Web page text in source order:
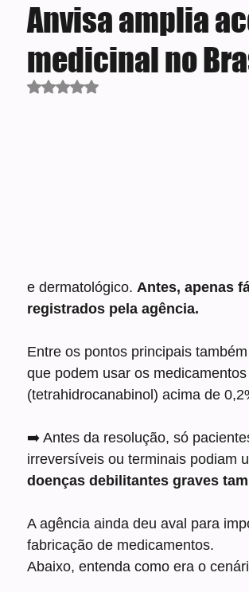
Anvisa amplia
medicinal no
Avaliado com NaN de 5 estrelas.
e dermatológico. Antes, apenas
registrados pela agência.
Entre os pontos principais
que podem usar os
(tetrahidrocanabinol) acima de
➡️ Antes da resolução, só
irreversíveis ou terminais podiam
doenças debilitantes graves
A agência ainda deu aval para
fabricação de medicamentos.
Abaixo, entenda como era o